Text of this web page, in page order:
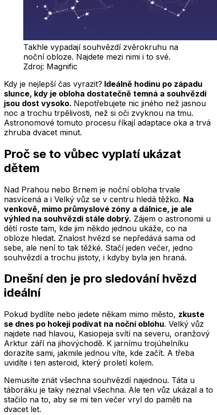
Takhle vypadají souhvězdí zvěrokruhu na
noční obloze. Najdete mezi nimi i to své.
Zdroj: Magnific
Kdy je nejlepší čas vyrazit? Ideálně hodinu po západu
slunce, kdy je obloha dostatečně temná a souhvězdí
jsou dost vysoko. Nepotřebujete nic jiného než jasnou
noc a trochu trpělivosti, než si oči zvyknou na tmu.
Astronomové tomuto procesu říkají adaptace oka a trvá
zhruba dvacet minut.
Proč se to vůbec vyplatí ukázat
dětem
Nad Prahou nebo Brnem je noční obloha trvale
nasvícená a i Velký vůz se v centru hledá těžko. Na
venkově, mimo průmyslové zóny a dálnice, je ale
výhled na souhvězdí stále dobrý. Zájem o astronomii u
dětí roste tam, kde jim někdo jednou ukáže, co na
obloze hledat. Znalost hvězd se nepředává sama od
sebe, ale není to tak těžké. Stačí jeden večer, jedno
souhvězdí a trochu jistoty, i kdyby byla jen hraná.
Dnešní den je pro sledování hvězd
ideální
Pokud bydlíte nebo jedete někam mimo město, zkuste
se dnes po hokeji podívat na noční oblohu. Velký vůz
najdete nad hlavou, Kasiopeja svítí na severu, oranžový
Arktur září na jihovýchodě. K jarnímu trojúhelníku
dorazíte sami, jakmile jednou víte, kde začít. A třeba
uvidíte i ten asteroid, který proletí kolem.
Nemusíte znát všechna souhvězdí najednou. Táta u
táboráku je taky neznal všechna. Ale ten vůz ukázal a to
stačilo na to, aby se mi ten večer vryl do paměti na
dvacet let.